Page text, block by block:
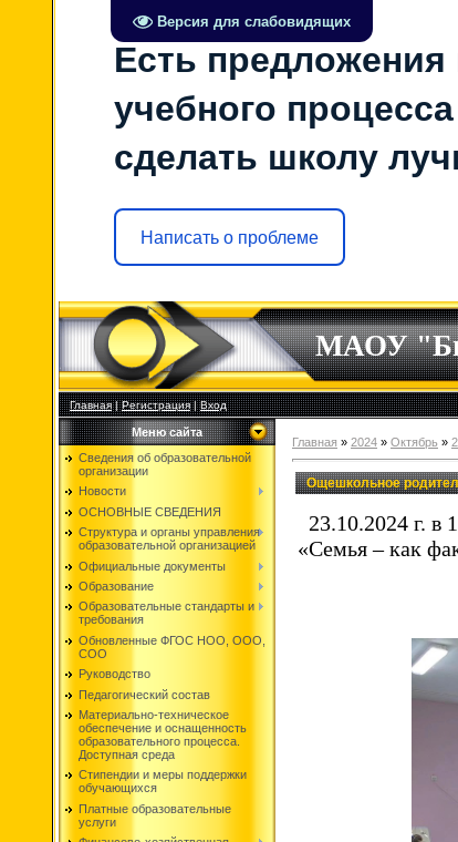
Версия для слабовидящих
Есть предложения
учебного
сделать школу
Написать о проблеме
МАОУ
Главная|Регистрация|Вход
Меню сайта
Сведения об образовательной
организации
Новости
ОСНОВНЫЕ СВЕДЕНИЯ
Структура и органы управления
образовательной организацией
Официальные документы
Образование
Образовательные стандарты и
требования
Обновленные ФГОС НОО, ООО,
СОО
Руководство
Педагогический состав
Материально-техническое
обеспечение и оснащенность
образовательного процесса.
Доступная среда
Стипендии и меры поддержки
обучающихся
Платные образовательные
услуги
Главная » 2024 » Октябрь »
Ощешкольное
23.10.2024 г.
«Семья – как